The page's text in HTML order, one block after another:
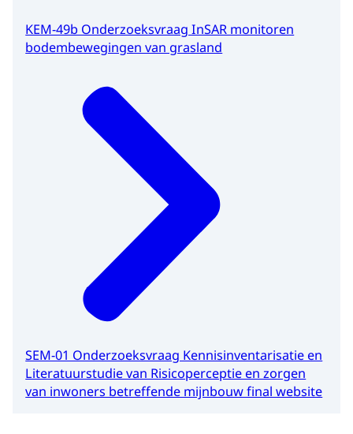
KEM-49b Onderzoeksvraag InSAR monitoren
bodembewegingen van grasland
SEM-01 Onderzoeksvraag Kennisinventarisatie en
Literatuurstudie van Risicoperceptie en zorgen
van inwoners betreffende mijnbouw final website